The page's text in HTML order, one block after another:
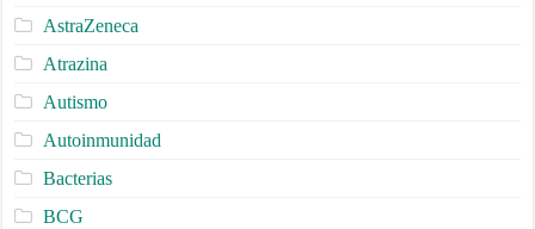
AstraZeneca
Atrazina
Autismo
Autoinmunidad
Bacterias
BCG